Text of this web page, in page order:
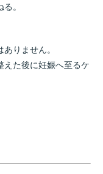
。
りません。
えた後に妊娠へ至るケ